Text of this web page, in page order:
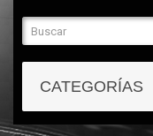
CATEGORÍAS